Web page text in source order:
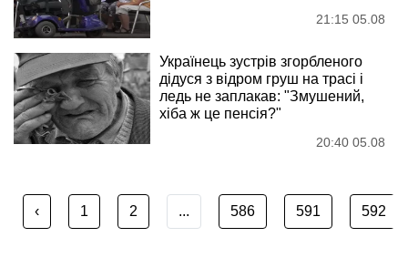
21:15 05.08
Українець зустрів згорбленого
дідуся з відром груш на трасі і
ледь не заплакав: "Змушений,
хіба ж це пенсія?"
20:40 05.08
‹ 1 2 ... 586 591 592